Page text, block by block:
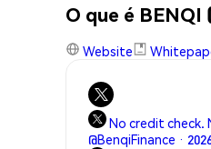
O que é BENQI
Website
No credit check.
@BenqiFinance ·